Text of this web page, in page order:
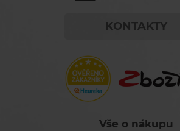
KONTAKTY
Vše o nákupu